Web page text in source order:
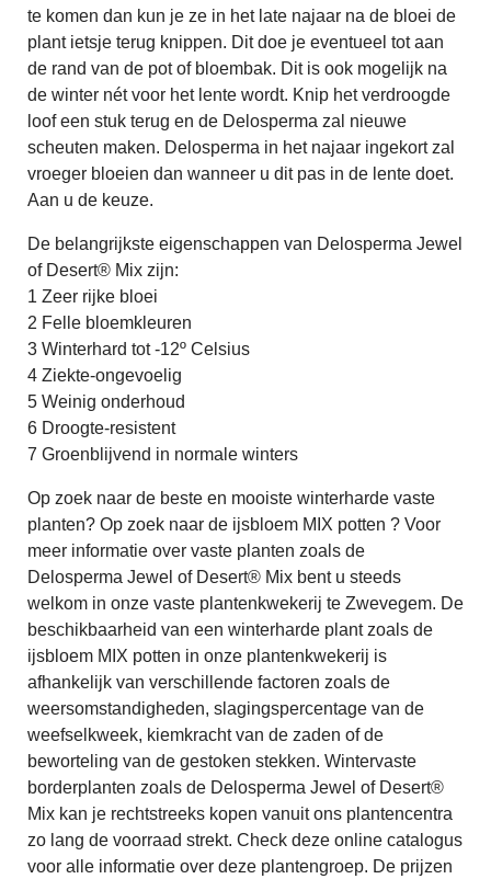
te komen dan kun je ze in het late najaar na de bloei de
plant ietsje terug knippen. Dit doe je eventueel tot aan
de rand van de pot of bloembak. Dit is ook mogelijk na
de winter nét voor het lente wordt. Knip het verdroogde
loof een stuk terug en de Delosperma zal nieuwe
scheuten maken. Delosperma in het najaar ingekort zal
vroeger bloeien dan wanneer u dit pas in de lente doet.
Aan u de keuze.
De belangrijkste eigenschappen van Delosperma Jewel
of Desert® Mix zijn:
1 Zeer rijke bloei
2 Felle bloemkleuren
3 Winterhard tot -12º Celsius
4 Ziekte-ongevoelig
5 Weinig onderhoud
6 Droogte-resistent
7 Groenblijvend in normale winters
Op zoek naar de beste en mooiste winterharde vaste
planten? Op zoek naar de ijsbloem MIX potten ? Voor
meer informatie over vaste planten zoals de
Delosperma Jewel of Desert® Mix bent u steeds
welkom in onze vaste plantenkwekerij te Zwevegem. De
beschikbaarheid van een winterharde plant zoals de
ijsbloem MIX potten in onze plantenkwekerij is
afhankelijk van verschillende factoren zoals de
weersomstandigheden, slagingspercentage van de
weefselkweek, kiemkracht van de zaden of de
beworteling van de gestoken stekken. Wintervaste
borderplanten zoals de Delosperma Jewel of Desert®
Mix kan je rechtstreeks kopen vanuit ons plantencentra
zo lang de voorraad strekt. Check deze online catalogus
voor alle informatie over deze plantengroep. De prijzen